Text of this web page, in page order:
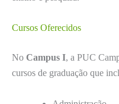
Cursos Oferecidos
No Campus I, a PUC
cursos de graduação que